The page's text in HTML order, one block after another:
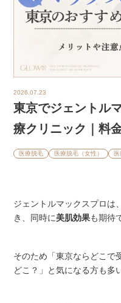
2026.07.23
東京でジェントル
療クリニック｜料
医療脱毛 医療脱毛（女性） 医
ジェントルマックスプロは
き、同時に美肌効果も期待
そのため「東京ならどこで
どこ？」と気になる方も多